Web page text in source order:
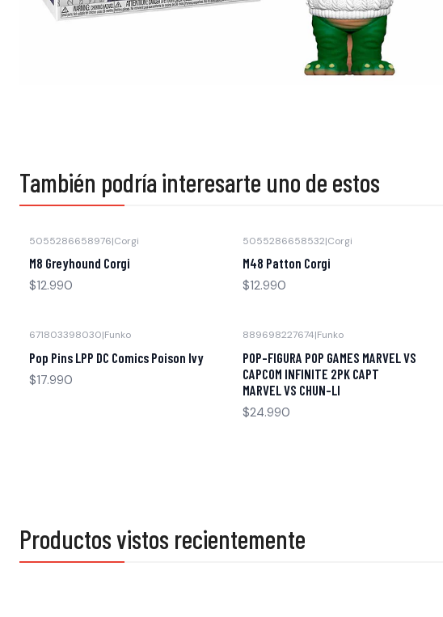
También podría interesarte uno de estos
5055286658976|Corgi
M8 Greyhound Corgi
$12.990
5055286658532|Corgi
M48 Patton Corgi
$12.990
671803398030|Funko
Pop Pins LPP DC Comics Poison Ivy
$17.990
889698227674|Funko
POP-FIGURA POP GAMES MARVEL VS
CAPCOM INFINITE 2PK CAPT
MARVEL VS CHUN-LI
$24.990
Productos vistos recientemente